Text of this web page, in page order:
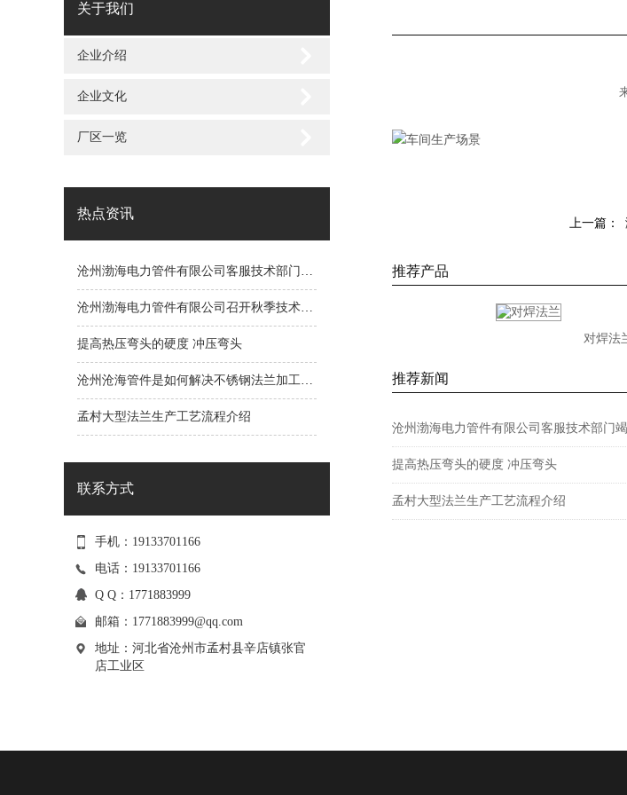
关于我们
企业介绍
企业文化
厂区一览
热点资讯
沧州渤海电力管件有限公司客服技术部门竭诚为您服务
沧州渤海电力管件有限公司召开秋季技术研讨会
提高热压弯头的硬度 冲压弯头
沧州沧海管件是如何解决不锈钢法兰加工的问题呢？
孟村大型法兰生产工艺流程介绍
联系方式
手机：19133701166
电话：19133701166
Q Q：1771883999
邮箱： 1771883999@qq.com
地址：河北省沧州市孟村县辛店镇张官
店工业区
上一篇：
推荐产品
对焊法兰
推荐新闻
提高热压弯头的硬度 冲压弯头
孟村大型法兰生产工艺流程介绍